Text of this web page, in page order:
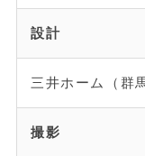
設計
三井ホーム（群
撮影